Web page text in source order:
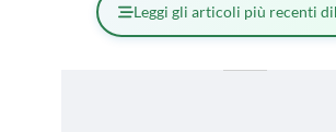
Leggi gli articoli più recenti di